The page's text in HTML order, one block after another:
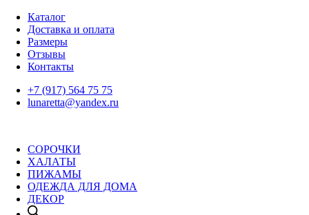
Skip
content
Каталог
Доставка и оплата
Размеры
Отзывы
Контакты
+7 (917) 564 75 75
lunaretta@yandex.ru
СОРОЧКИ
ХАЛАТЫ
ПИЖАМЫ
ОДЕЖДА ДЛЯ ДОМА
ДЕКОР